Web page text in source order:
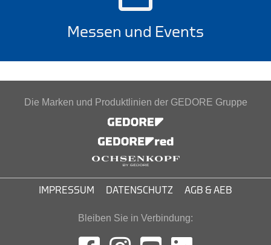
Messen und Events
Die Marken und Produktlinien der GEDORE Gruppe
IMPRESSUM DATENSCHUTZ AGB & AEB
Bleiben Sie in Verbindung: